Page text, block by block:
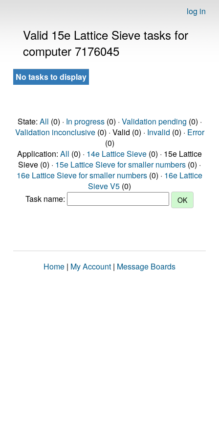
log in
Valid 15e Lattice Sieve tasks for
computer 7176045
No tasks to display
State: All (0) · In progress(0) · Validation pending (0) ·
Validation inconclusive(0) · Valid (0) · Invalid (0) · Error
(0)
Application: All (0) · 14e Lattice Sieve (0) · 15e Lattice
Sieve (0) · 15e Lattice Sieve for smaller numbers (0) ·
16e Lattice Sieve for smaller numbers (0) · 16e Lattice
Sieve V5 (0)
Task name:
Home | My Account | Message Boards